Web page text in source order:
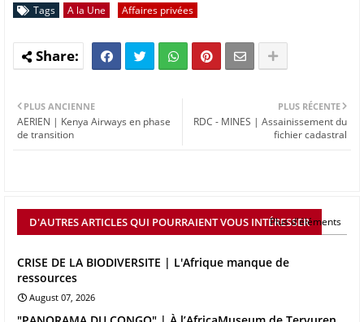
Tags A la Une Affaires privées
PLUS RÉCENTE
RDC - MINES | Assainissement du
fichier cadastral
PLUS ANCIENNE
AERIEN | Kenya Airways en phase
de transition
D'AUTRES ARTICLES QUI POURRAIENT VOUS INTÉRESSER
Plus d'éléments
CRISE DE LA BIODIVERSITE | L'Afrique manque de
ressources
August 07, 2026